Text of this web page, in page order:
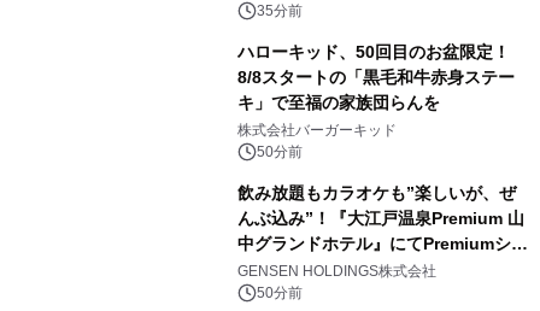
35分前
ハローキッド、50回目のお盆限定！
8/8スタートの「黒毛和牛赤身ステー
キ」で至福の家族団らんを
株式会社バーガーキッド
50分前
飲み放題もカラオケも”楽しいが、ぜ
んぶ込み”！『大江戸温泉Premium 山
中グランドホテル』にてPremiumシリ
ーズ初のオールインクルーシブ導入
GENSEN HOLDINGS株式会社
50分前